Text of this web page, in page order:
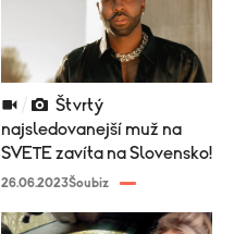
najsledovanejší muž na
SVETE zavíta na Slovensko!
26.06.2023Šoubiz